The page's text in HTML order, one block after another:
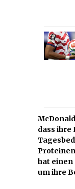
dass ihre
hat einen
um ihre